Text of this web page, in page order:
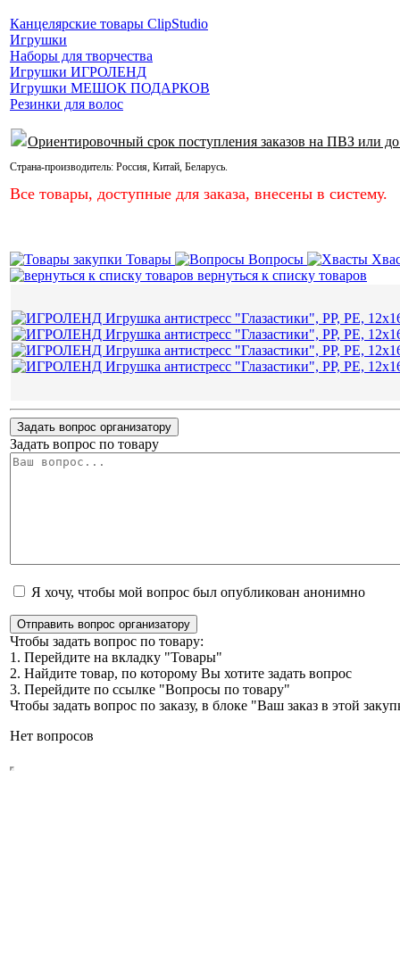
Канцелярские товары ClipStudio
Игрушки
Наборы для творчества
Игрушки ИГРОЛЕНД
Игрушки МЕШОК ПОДАРКОВ
Резинки для волос
Ориентировочный срок поступления заказов на ПВЗ или
Страна-производитель: Россия, Китай, Беларусь.
Все товары, доступные для заказа, внесены в систему.
Товары Вопросы
вернуться к списку товаров
Задать вопрос организатору
Задать вопрос по товару
Я хочу, чтобы мой вопрос был опубликован анонимно
Отправить вопрос организатору
Чтобы задать вопрос по товару:
1. Перейдите на вкладку "Товары"
2. Найдите товар, по которому Вы хотите задать вопрос
3. Перейдите по ссылке "Вопросы по товару"
Чтобы задать вопрос по заказу, в блоке "Ваш заказ в этой
Нет вопросов